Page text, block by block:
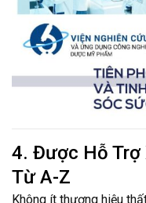
4. Được Hỗ Trợ
Từ A-Z
Không ít thương hiệu